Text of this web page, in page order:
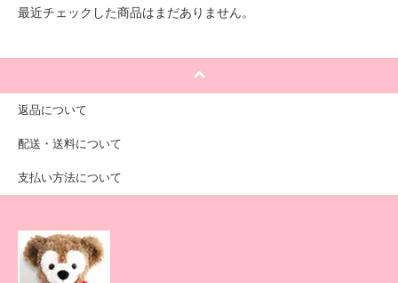
最近チェックした商品はまだありません。
返品について
配送・送料について
支払い方法について